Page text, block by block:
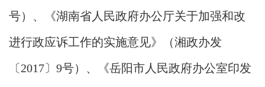
号）、《湖南省人民政府办公厅关于加强和改
进行政应诉工作的实施意见》（湘政办发
〔2017〕9号）、《岳阳市人民政府办公室印发